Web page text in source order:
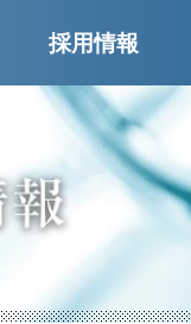
採用情報